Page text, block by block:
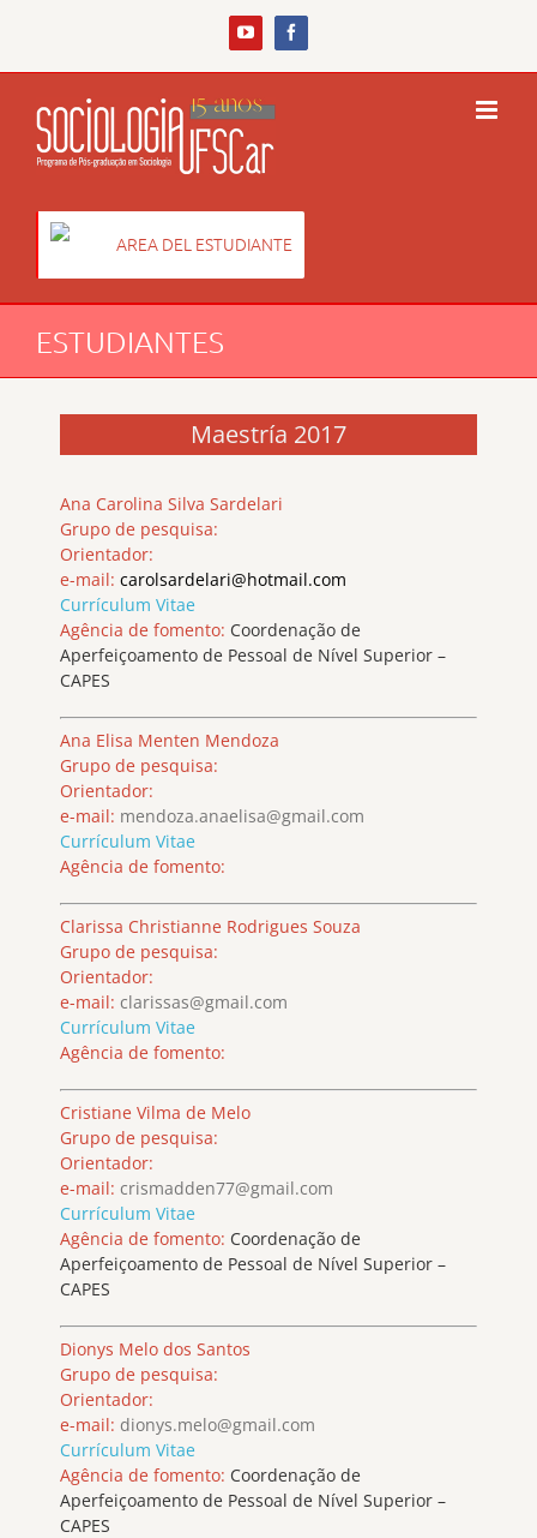
YouTubeFacebook
AREA DEL ESTUDIANTE
ESTUDIANTES
Maestría 2017
Ana Carolina Silva Sardelari
Grupo de pesquisa:
Orientador:
e-mail: carolsardelari@hotmail.com
Currículum Vitae
Agência de fomento: Coordenação de
Aperfeiçoamento de Pessoal de Nível Superior –
CAPES
Ana Elisa Menten Mendoza
Grupo de pesquisa:
Orientador:
e-mail: mendoza.anaelisa@gmail.com
Currículum Vitae
Agência de fomento:
Clarissa Christianne Rodrigues Souza
Grupo de pesquisa:
Orientador:
e-mail: clarissas@gmail.com
Currículum Vitae
Agência de fomento:
Cristiane Vilma de Melo
Grupo de pesquisa:
Orientador:
e-mail: crismadden77@gmail.com
Currículum Vitae
Agência de fomento: Coordenação de
Aperfeiçoamento de Pessoal de Nível Superior –
CAPES
Dionys Melo dos Santos
Grupo de pesquisa:
Orientador:
e-mail: dionys.melo@gmail.com
Currículum Vitae
Agência de fomento: Coordenação de
Aperfeiçoamento de Pessoal de Nível Superior –
CAPES